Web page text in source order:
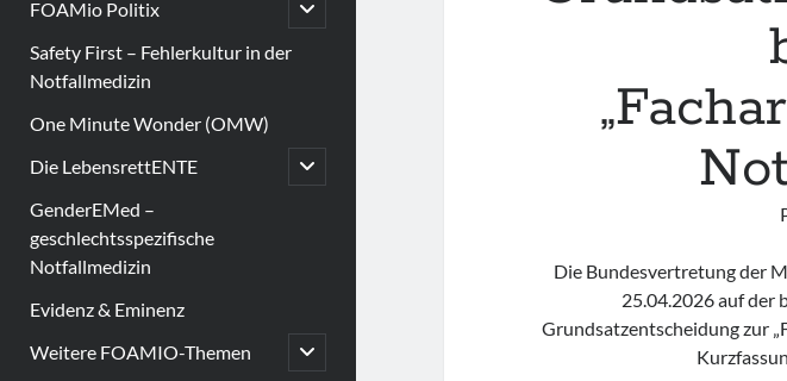
FOAMio Politix
open
child
Safety First – Fehlerkultur in der
Notfallmedizin
One Minute Wonder (OMW)
Die LebensrettENTE
open
child
GenderEMed –
geschlechtsspezifische
Notfallmedizin
Evidenz & Eminenz
Weitere FOAMIO-Themen
open
child
Die Bundesvertretung der
25.04.2026 auf der
Grundsatzentscheidung zur